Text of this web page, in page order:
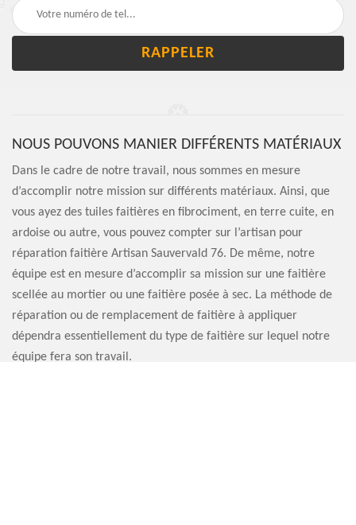
NOUS POUVONS MANIER DIFFÉRENTS MATÉRIAUX
Dans le cadre de notre travail, nous sommes en mesure
d’accomplir notre mission sur différents matériaux. Ainsi, que
vous ayez des tuiles faitières en fibrociment, en terre cuite, en
ardoise ou autre, vous pouvez compter sur l’artisan pour
réparation faitière Artisan Sauvervald 76. De même, notre
équipe est en mesure d’accomplir sa mission sur une faitière
scellée au mortier ou une faitière posée à sec. La méthode de
réparation ou de remplacement de faitière à appliquer
dépendra essentiellement du type de faitière sur lequel notre
équipe fera son travail.